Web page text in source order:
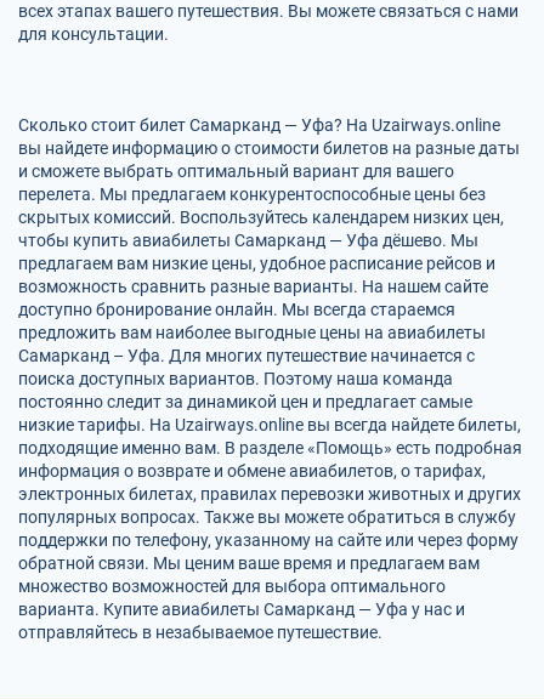
всех этапах вашего путешествия. Вы можете связаться с нами
для консультации.
Сколько стоит билет Самарканд — Уфа? На Uzairways.online
вы найдете информацию о стоимости билетов на разные даты
и сможете выбрать оптимальный вариант для вашего
перелета. Мы предлагаем конкурентоспособные цены без
скрытых комиссий. Воспользуйтесь календарем низких цен,
чтобы купить авиабилеты Самарканд — Уфа дёшево. Мы
предлагаем вам низкие цены, удобное расписание рейсов и
возможность сравнить разные варианты. На нашем сайте
доступно бронирование онлайн. Мы всегда стараемся
предложить вам наиболее выгодные цены на авиабилеты
Самарканд – Уфа. Для многих путешествие начинается с
поиска доступных вариантов. Поэтому наша команда
постоянно следит за динамикой цен и предлагает самые
низкие тарифы. На Uzairways.online вы всегда найдете билеты,
подходящие именно вам. В разделе «Помощь» есть подробная
информация о возврате и обмене авиабилетов, о тарифах,
электронных билетах, правилах перевозки животных и других
популярных вопросах. Также вы можете обратиться в службу
поддержки по телефону, указанному на сайте или через форму
обратной связи. Мы ценим ваше время и предлагаем вам
множество возможностей для выбора оптимального
варианта. Купите авиабилеты Самарканд — Уфа у нас и
отправляйтесь в незабываемое путешествие.